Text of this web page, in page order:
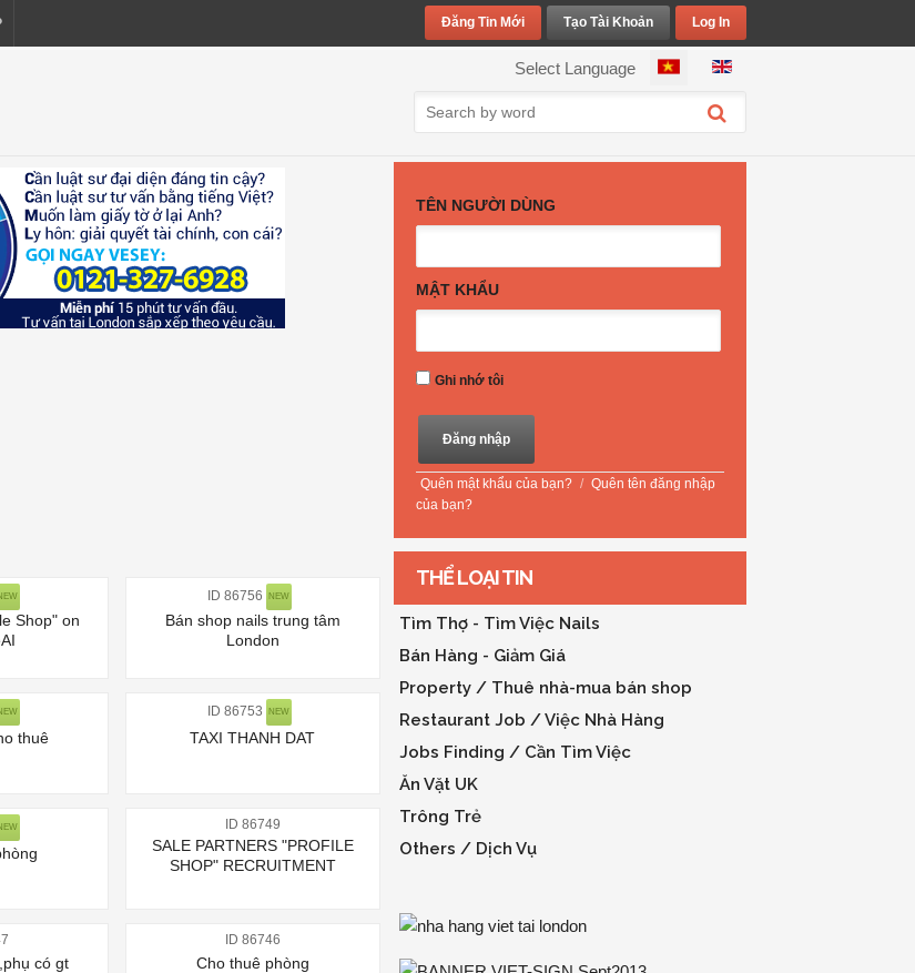
Chọn ngôn ngữ của bạn
Select Language
Log In
Tạo Tài Khoản
Đăng Tin Mới
Shop" on
ID 86756 NEW
Bán shop nails trung tâm
London
thuê
ID 86753 NEW
TAXI THANH DAT
ID 86749
SALE PARTNERS "PROFILE
SHOP" RECRUITMENT
có gt
ID 86746
Cho thuê phòng
TÊN NGƯỜI DÙNG
MẬT KHẨU
Ghi nhớ tôi
Quên mật khẩu của bạn? / Quên tên đăng nhập
của bạn?
THỂ LOẠI TIN
Tìm Thợ - Tìm Việc Nails
Bán Hàng - Giảm Giá
Property / Thuê nhà-mua bán shop
Restaurant Job / Việc Nhà Hàng
Jobs Finding / Cần Tìm Việc
Ăn Vặt UK
Trông Trẻ
Others / Dịch Vụ